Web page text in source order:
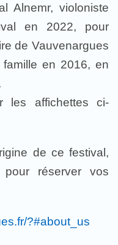
Alnemr, violoniste
en 2022, pour
de Vauvenargues
en 2016, en
les affichettes ci-
de ce festival,
réserver vos
?#about_us